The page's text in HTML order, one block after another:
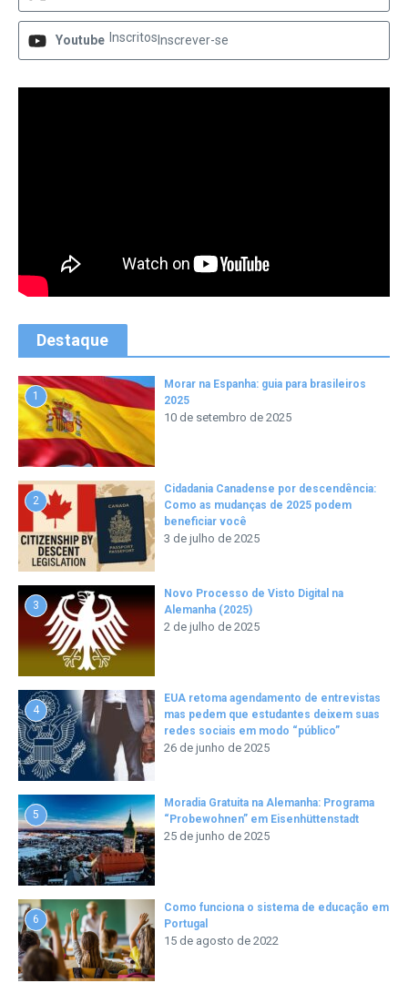
Youtube Inscritos Inscrever-se
Destaque
1
Morar na Espanha: guia para brasileiros
2025
10 de setembro de 2025
2
Cidadania Canadense por descendência:
Como as mudanças de 2025 podem
beneficiar você
3 de julho de 2025
3
Novo Processo de Visto Digital na
Alemanha (2025)
2 de julho de 2025
4
EUA retoma agendamento de entrevistas
mas pedem que estudantes deixem suas
redes sociais em modo “público”
26 de junho de 2025
5
Moradia Gratuita na Alemanha: Programa
“Probewohnen” em Eisenhüttenstadt
25 de junho de 2025
6
Como funciona o sistema de educação em
Portugal
15 de agosto de 2022